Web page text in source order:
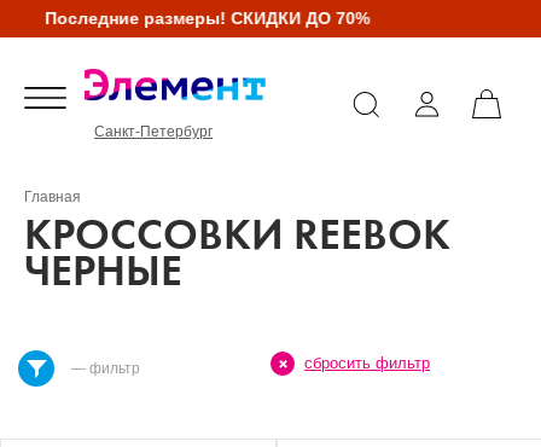
Последние размеры! СКИДКИ ДО 70%
Санкт-Петербург
Главная
КРОССОВКИ REEBOK
ЧЕРНЫЕ
— фильтр сбросить фильтр